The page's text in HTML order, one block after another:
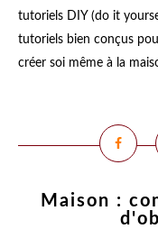
tutoriels DIY (do it
tutoriels bien conçus
créer soi même à la
Maison :